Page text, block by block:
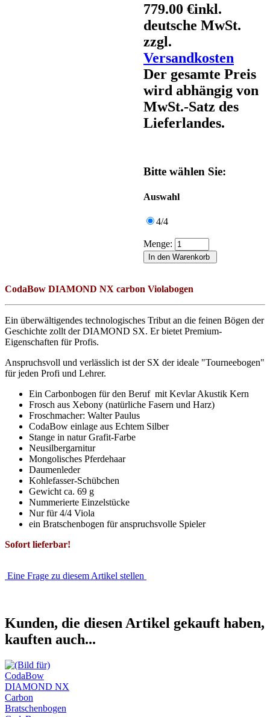
779.00 €inkl.
deutsche MwSt.
zzgl.
Versandkosten
Der gesamte Preis
wird abhängig von
MwSt.-Satz des
Lieferlandes.
Bitte wählen Sie:
Auswahl
4/4
Menge:
CodaBow DIAMOND NX carbon Violabogen
Ein überwältigendes technologisches Tribut an die feinen Bögen der
Geschichte zollt der DIAMOND SX. Er bietet Premium-
Eigenschaften für Profis.
Anspruchsvoll und verlässlich ist der SX der ideale "Tourneebogen"
für jeden Profi und Lehrer.
Ein Carbonbogen für den Beruf mit Kevlar Akustik Kern
Frosch aus Xebony (natürliche Fasern und Harz)
Froschmacher: Walter Paulus
CodaBow einlage aus Echtem Silber
Stange in natur Grafit-Farbe
Neusilbergarnitur
Mongolisches Pferdehaar
Daumenleder
Kohlefasser-Schübchen
Gewicht ca. 69 g
Nummerierte Einzelstücke
Nur für 4/4 Viola
ein Bratschenbogen für anspruchsvolle Spieler
Sofort lieferbar!
Eine Frage zu diesem Artikel stellen
Kunden, die diesen Artikel gekauft haben,
kauften auch...